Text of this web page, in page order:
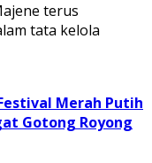
terus
tata kelola
Merah Putih
Gotong Royong